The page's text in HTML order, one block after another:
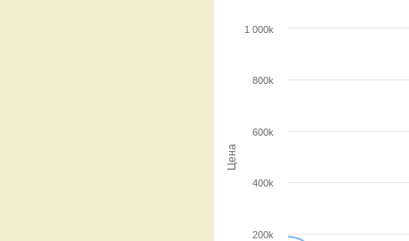
Цена
200k
400k
600k
800k
1 000k